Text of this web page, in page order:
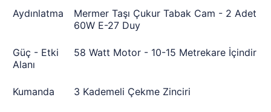
Aydınlatma
Mermer Taşı Çukur Tabak Cam - 2 Adet
60W E-27 Duy
Güç - Etki
Alanı
58 Watt Motor - 10-15 Metrekare İçindir
Kumanda 3 Kademeli Çekme Zinciri